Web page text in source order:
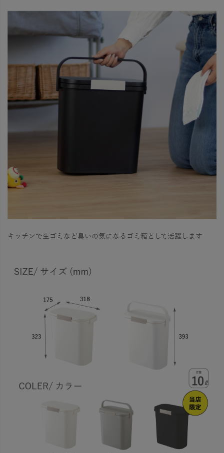
キッチンで生ゴミなど臭いの気になるゴミ箱として活躍します